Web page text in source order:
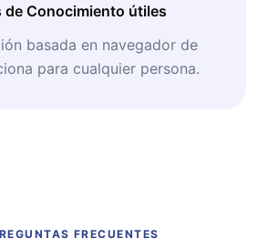
de Conocimiento útiles
basada en navegador de
para cualquier persona.
FRECUENTES